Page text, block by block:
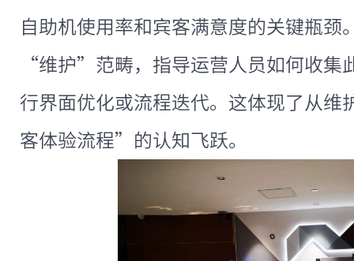
自助机使用率和宾客满意度的关键瓶颈
“维护”范畴，指导运营人员如何收集
行界面优化或流程迭代。这体现了从
客体验流程”的认知飞跃。